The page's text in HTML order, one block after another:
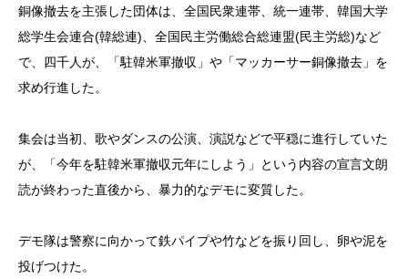
銅像撤去を主張した団体は、全国民衆連帯、統一連帯、韓国大学
総学生会連合(韓総連)、全国民主労働総合総連盟(民主労総)など
で、四千人が、「駐韓米軍撤収」や「マッカーサー銅像撤去」を
求め行進した。
集会は当初、歌やダンスの公演、演説などで平穏に進行していた
が、「今年を駐韓米軍撤収元年にしよう」という内容の宣言文朗
読が終わった直後から、暴力的なデモに変質した。
デモ隊は警察に向かって鉄パイプや竹などを振り回し、卵や泥を
投げつけた。